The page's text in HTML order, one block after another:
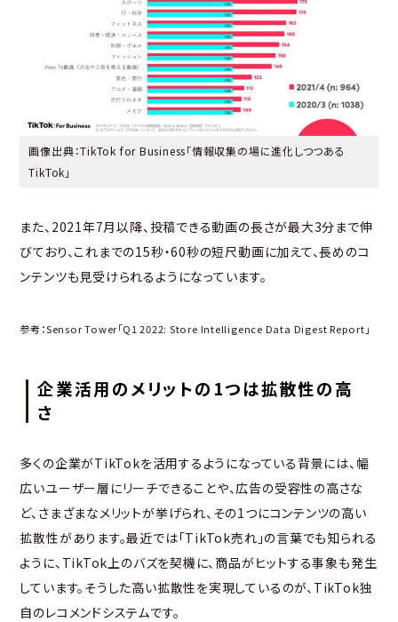
画像出典：TikTok for Business「情報収集の場に進化しつつある
TikTok」
また、2021年7月以降、投稿できる動画の長さが最大3分まで伸
びており、これまでの15秒・60秒の短尺動画に加えて、長めのコ
ンテンツも見受けられるようになっています。
参考：Sensor Tower「Q1 2022: Store Intelligence Data Digest Report」
企業活用のメリットの1つは拡散性の高
さ
多くの企業がTikTokを活用するようになっている背景には、幅
広いユーザー層にリーチできることや、広告の受容性の高さな
ど、さまざまなメリットが挙げられ、その1つにコンテンツの高い
拡散性があります。最近では「TikTok売れ」の言葉でも知られる
ように、TikTok上のバズを契機に、商品がヒットする事象も発生
しています。そうした高い拡散性を実現しているのが、TikTok独
自のレコメンドシステムです。